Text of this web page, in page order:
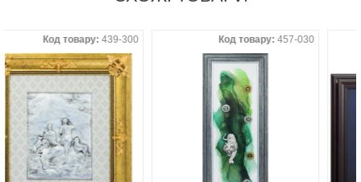
Код товару:439-300 Код товару:457-030